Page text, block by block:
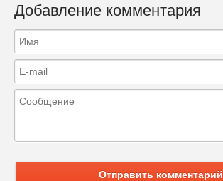
Добавление комментария
Отправить комментарий